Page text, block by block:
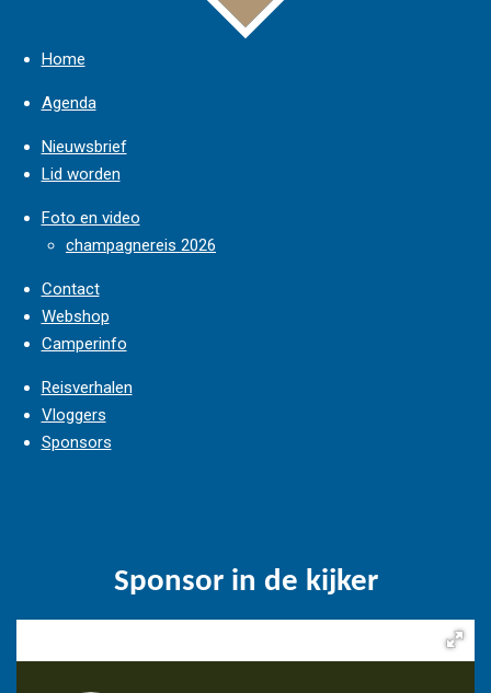
Home
Agenda
Nieuwsbrief
Lid worden
Foto en video
champagnereis 2026
Contact
Webshop
Camperinfo
Reisverhalen
Vloggers
Sponsors
Sponsor in de kijker